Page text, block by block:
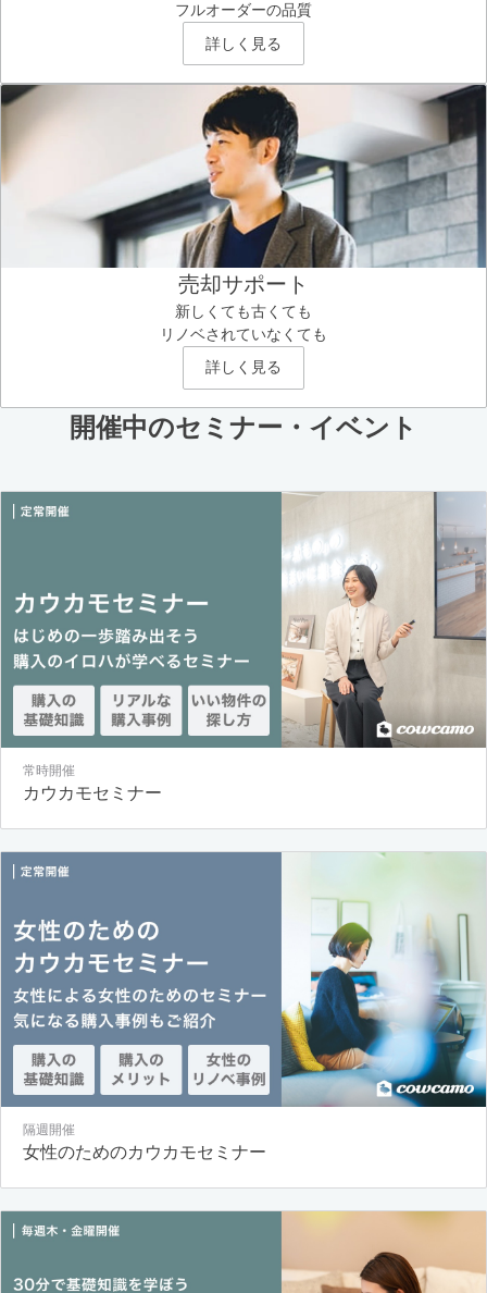
フルオーダーの品質
詳しく見る
売却サポート
新しくても古くても
リノベされていなくても
詳しく見る
開催中のセミナー・イベント
常時開催
カウカモセミナー
隔週開催
女性のためのカウカモセミナー